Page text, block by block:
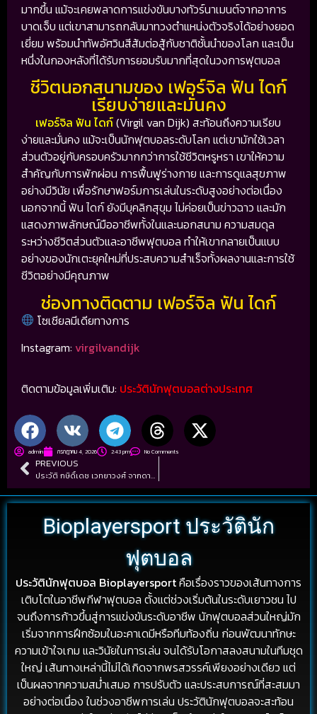
มากขึ้น แม้จะเคยพลาดการแข่งขันบางทัวร์นาเมนต์จากอาการ
บาดเจ็บ แต่เขาสามารถกลับมาทวงตำแหน่งตัวจริงได้อย่างยอด
เยี่ยม พร้อมนำทัพอัศวินสีส้มต่อสู้กับชาติชั้นนำของโลก และเป็น
หนึ่งในกองหลังที่ได้รับการยอมรับมากที่สุดในวงการฟุตบอล
ชีวิตนอกสนามของ เฟอร์จิล ฟัน ไดก์
เรียบง่ายและมั่นคง
เฟอร์จิล ฟัน ไดก์(Virgil van Dijk) สะท้อนถึงความเรียบ
ง่ายและมั่นคง แม้จะเป็นนักฟุตบอลระดับโลก แต่เขามักใช้เวลา
ส่วนตัวอยู่กับครอบครัวมากกว่าการใช้ชีวิตหรูหรา เขาให้ความ
สำคัญกับการพักผ่อน การฟื้นฟูร่างกาย และการดูแลสุขภาพ
อย่างมีวินัย เพื่อรักษาฟอร์มการเล่นในระดับสูงอย่างต่อเนื่อง
นอกจากนี้ ฟัน ไดก์ ยังมีบุคลิกสุขุม ไม่ค่อยเป็นข่าวฉาว และมัก
แสดงภาพลักษณ์มืออาชีพทั้งในและนอกสนาม ความสมดุล
ระหว่างชีวิตส่วนตัวและอาชีพฟุตบอล ทำให้เขากลายเป็นแบบ
อย่างของนักเตะยุคใหม่ที่ประสบความสำเร็จทั้งผลงานและการใช้
ชีวิตอย่างมีคุณภาพ
ช่องทางติดตาม เฟอร์จิล ฟัน ไดก์
โซเชียลมีเดียทางการ
Instagram: virgilvandijk
ติดตามข้อมูลเพิ่มเติม: ประวัตินักฟุตบอลต่างประเทศ
admin กรกฎาคม 4, 2026 2:43 pm No Comments
PREVIOUS
ประวัติ กษิดิ์เดช เวทยาวงศ์ จากดาวรุ่งลูกหนังไทยสู่กำลังสำคัญในลีกอาชีพ
Bioplayersport ประวัตินัก
ฟุตบอล
ประวัตินักฟุตบอล Bioplayersportคือเรื่องราวของเส้นทางการ
เติบโตในอาชีพกีฬาฟุตบอล ตั้งแต่ช่วงเริ่มต้นในระดับเยาวชน ไป
จนถึงการก้าวขึ้นสู่การแข่งขันระดับอาชีพ นักฟุตบอลส่วนใหญ่มัก
เริ่มจากการฝึกซ้อมในอะคาเดมีหรือทีมท้องถิ่น ก่อนพัฒนาทักษะ
ความเข้าใจเกม และวินัยในการเล่น จนได้รับโอกาสลงสนามในทีมชุด
ใหญ่ เส้นทางเหล่านี้ไม่ได้เกิดจากพรสวรรค์เพียงอย่างเดียว แต่
เป็นผลจากความสม่ำเสมอ การปรับตัว และประสบการณ์ที่สะสมมา
อย่างต่อเนื่อง ในช่วงอาชีพการเล่น ประวัตินักฟุตบอลจะสะท้อน